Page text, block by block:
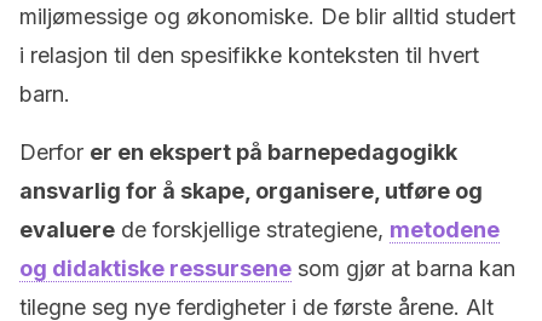
miljømessige og økonomiske. De blir alltid studert
i relasjon til den spesifikke konteksten til hvert
barn.
Derfor er en ekspert på barnepedagogikk
ansvarlig for å skape, organisere, utføre og
evaluere de forskjellige strategiene, metodene
og didaktiske ressursene som gjør at barna kan
tilegne seg nye ferdigheter i de første årene. Alt